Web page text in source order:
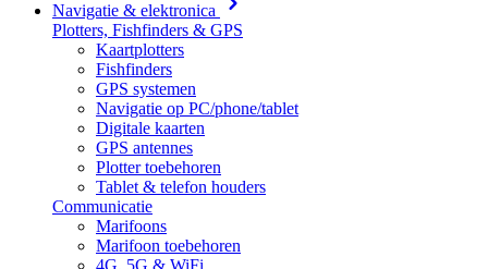
Navigatie & elektronica
Plotters, Fishfinders & GPS
Kaartplotters
Fishfinders
GPS systemen
Navigatie op PC/phone/tablet
Digitale kaarten
GPS antennes
Plotter toebehoren
Tablet & telefon houders
Communicatie
Marifoons
Marifoon toebehoren
4G, 5G & WiFi